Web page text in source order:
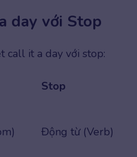
day với Stop
call it a day với stop:
Stop
Động từ (Verb)